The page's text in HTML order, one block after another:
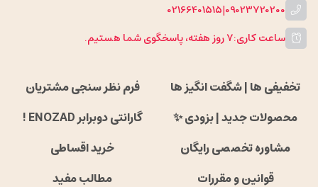
09023720200
|
02166401515
ساعت کاری:۷ روز هفته، پاسخگوی شما هستیم.
تخفیفی ها | شگفت انگیز ها
فرم نظر سنجی مشتریان
محصولات جدید | بزودی ✨
گارانتی دوبرابر ENOZAD !
مشاوره تخصصی رایگان
خرید اقساطی
قوانین و مقررات
مطالب مفید